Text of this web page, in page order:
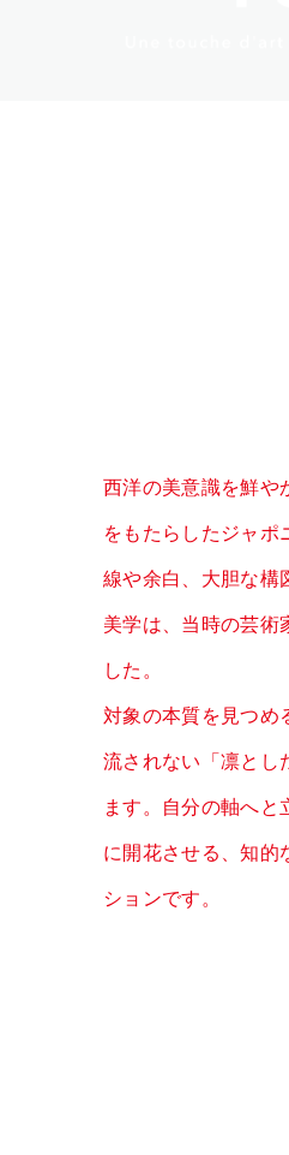
西洋の美意識を鮮や
をもたらしたジャポ
線や余白、大胆な構
美学は、当時の芸術
した。
対象の本質を見つめ
流されない「凛とし
ます。自分の軸へと
に開花させる、知的
ションです。